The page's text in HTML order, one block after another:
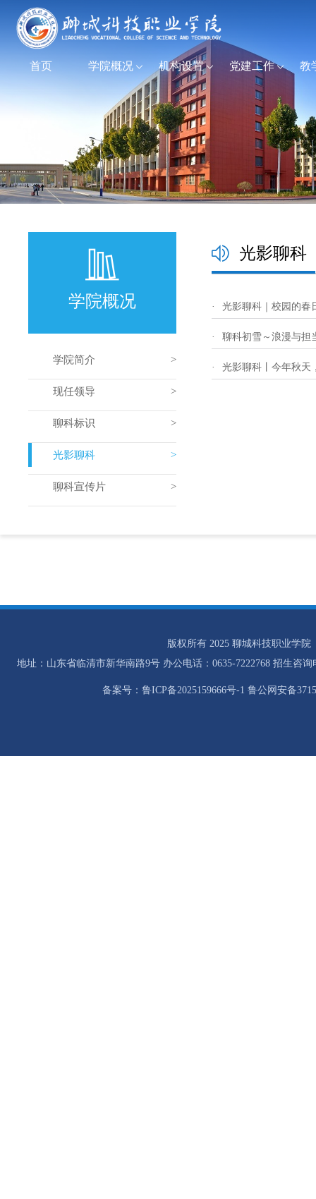
首页 学院概况 机构设置 党建工作 教
学院概况
学院简介
现任领导
聊科标识
光影聊科
聊科宣传片
光影聊科
· 光影聊科｜校园的春
· 聊科初雪～浪漫与担
· 光影聊科丨今年秋天
版权所有 2025 聊城科技职业学院
地址：山东省临清市新华南路9号 办公电话：0635-7222768 招生咨询
备案号：鲁ICP备2025159666号-1 鲁公网安备